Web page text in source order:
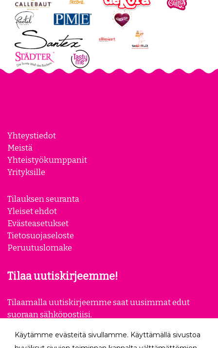
Yhteystiedot
Meistä
Yhteistyökumppanit
Yrityksille
Tilauksen seuranta
Yleiset ehdot
Evästeasetukset
Tietosuojaseloste
Peruutuslomake
Tilaa uutiskirjeemme!
Tilaamalla uutiskirjeemme saat uusimmat edut
suoraan sähköpostiisi.
Käytämme evästeitä sivullamme. Käyttämällä sivustoa